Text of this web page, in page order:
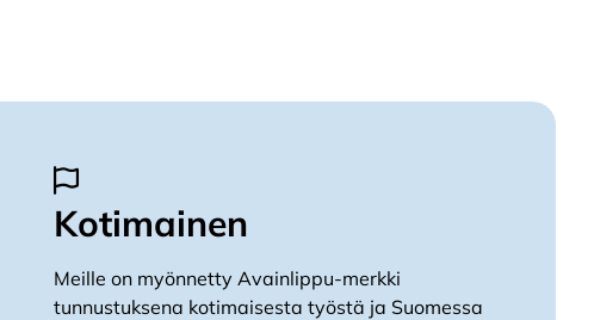
Kotimainen
Meille on myönnetty Avainlippu-merkki
tunnustuksena kotimaisesta työstä ja Suomessa